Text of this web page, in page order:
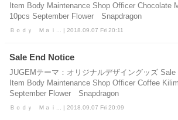
Item Body Maintenance Shop Officer Chocolate
10pcs September Flower Snapdragon
Ｂｏｄｙ Ｍａｉ... | 2018.09.07 Fri 20:11
Sale End Notice
JUGEMテーマ：オリジナルデザイングッズ Sale
Item Body Maintenance Shop Officer Coffee
September Flower Snapdragon
Ｂｏｄｙ Ｍａｉ... | 2018.09.07 Fri 20:09